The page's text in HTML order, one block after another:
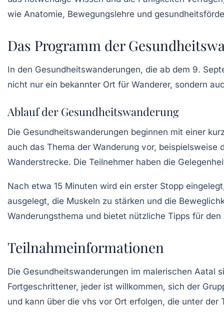
wie Anatomie, Bewegungslehre und
Das Programm der
In den Gesundheitswanderungen, die ab dem 9.
nicht nur ein bekannter Ort für Wanderer, sondern
Ablauf der Gesundheitswanderung
Die Gesundheitswanderungen beginnen mit einer
auch das Thema der Wanderung vor,
Wanderstrecke. Die Teilnehmer haben die
Nach etwa 15 Minuten wird ein erster Stopp
ausgelegt, die Muskeln zu stärken und die
Wanderungsthema und bietet nützliche Tipps für
Teilnahmeinformationen
Die Gesundheitswanderungen im malerischen Aatal
Fortgeschrittener, jeder ist willkommen, sich der
und kann über die vhs vor Ort erfolgen, die unter der